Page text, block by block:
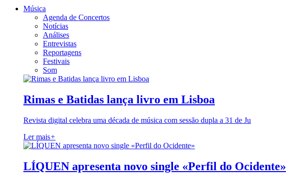
Música
Agenda de Concertos
Notícias
Análises
Entrevistas
Reportagens
Festivais
Som
Rimas e Batidas lança livro em Lisboa
Revista digital celebra uma década de música com sessão dupla a 31 de Ju
Ler mais+
LÍQUEN apresenta novo single «Perfil do Ocidente»